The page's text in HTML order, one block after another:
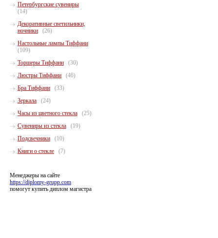
Петербургские сувениры
(14)
Декоративные светильники,
ночники
(26)
Настольные лампы Тиффани
(109)
Торшеры Тиффани
(30)
Люстры Тиффани
(46)
Бра Тиффани
(33)
Зеркала
(24)
Часы из цветного стекла
(25)
Сувениры из стекла
(19)
Подсвечники
(10)
Книги о стекле
(7)
Менеджеры на сайте
https://diplomy-grupp.com
помогут купить диплом магистра